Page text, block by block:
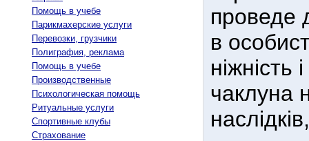
Помощь в учебе
Парикмахерские услуги
Перевозки, грузчики
Полиграфия, реклама
Помощь в учебе
Производственные
Психологическая помощь
Ритуальные услуги
Спортивные клубы
Страхование
проведе
в
ніжність
чаклуна